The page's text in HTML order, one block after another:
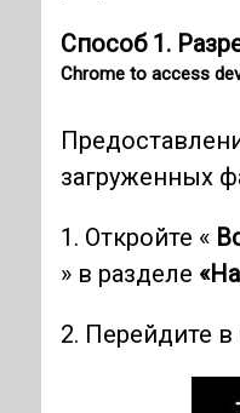
Способ 1.
Chrome to access
загруженных
1. Откройте «
» в разделе
2. Перейдите в